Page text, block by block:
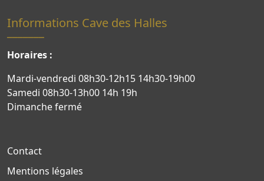
Informations Cave des Halles
Horaires :
Mardi-vendredi 08h30-12h15 14h30-19h00
Samedi 08h30-13h00 14h 19h
Dimanche fermé
Contact
Mentions légales